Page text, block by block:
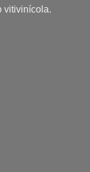
vitivinícola.